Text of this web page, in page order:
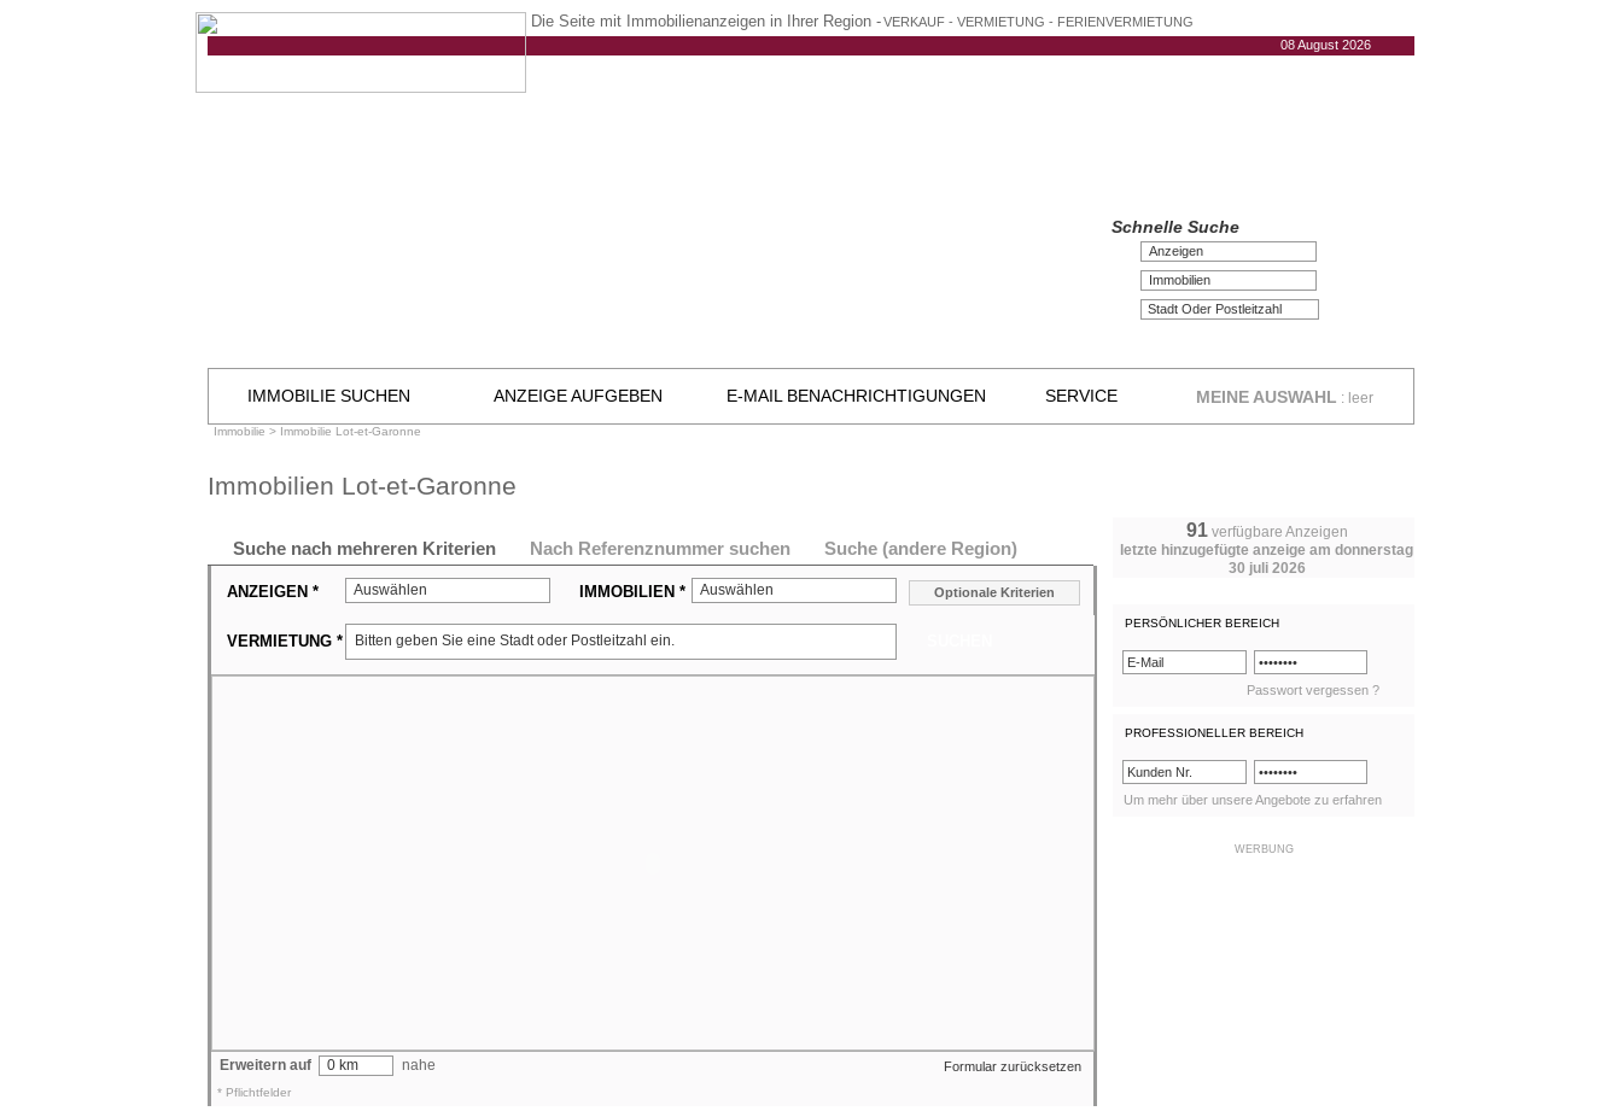
Die Seite mit Immobilienanzeigen in Ihrer Region -VERKAUF - VERMIETUNG - FERIENVERMIETUNG
08 August 2026
Schnelle Suche
Anzeigen
Immobilien
IMMOBILIE SUCHEN ANZEIGE AUFGEBEN E-MAIL BENACHRICHTIGUNGEN SERVICE MEINE AUSWAHL : leer
Immobilie > Immobilie Lot-et-Garonne
Immobilien Lot-et-Garonne
Suche nach mehreren Kriterien Nach Referenznummer suchen Suche (andere Region)
ANZEIGEN * Auswählen IMMOBILIEN * Auswählen Optionale Kriterien
VERMIETUNG *
Erweitern auf 0 km nahe Formular zurücksetzen
* Pflichtfelder
91verfügbare Anzeigen
letzte hinzugefügte anzeige am donnerstag
30 juli 2026
PERSÖNLICHER BEREICH
Passwort vergessen ?
PROFESSIONELLER BEREICH
Um mehr über unsere Angebote zu erfahren
WERBUNG